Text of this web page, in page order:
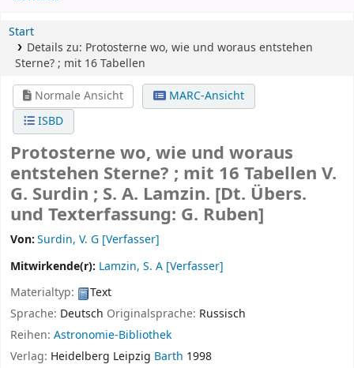
Start
Details zu: Protosternewo, wie und woraus entstehen
Sterne? ; mit 16 Tabellen
Normale Ansicht
MARC-Ansicht
ISBD
Protosterne wo, wie und woraus
entstehen Sterne? ; mit 16 Tabellen V.
G. Surdin ; S. A. Lamzin. [Dt. Übers.
und Texterfassung: G. Ruben]
Von:Surdin, V. G [Verfasser]
Mitwirkende(r): Lamzin, S. A [Verfasser]
Materialtyp:
Text
Sprache: Deutsch Originalsprache: Russisch
Reihen: Astronomie-Bibliothek
Verlag: Heidelberg Leipzig Barth 1998